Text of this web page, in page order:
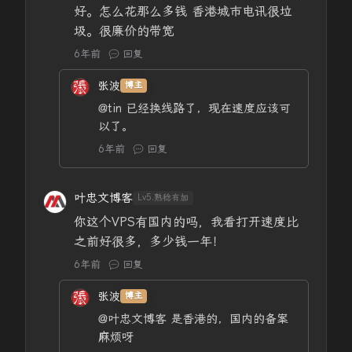
好。怎么花那么多钱 香港城市电讯很垃
圾。很廉价的带宽
6年前 回复
张波 博主
@tin 已经换线路了，现在速度应该可
以了。
6年前 回复
叶忠文博客 Lv5.熟稔有加
你这个VPS有国内的吗，我看打开速度比
之前好很多，多少钱一年！
6年前 回复
张波 博主
@叶忠文博客 是香港的，国内的备案
麻烦呀